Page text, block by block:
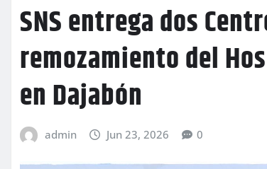
SNS entrega dos
remozamiento del
en Dajabón
admin Jun 23, 2026 0